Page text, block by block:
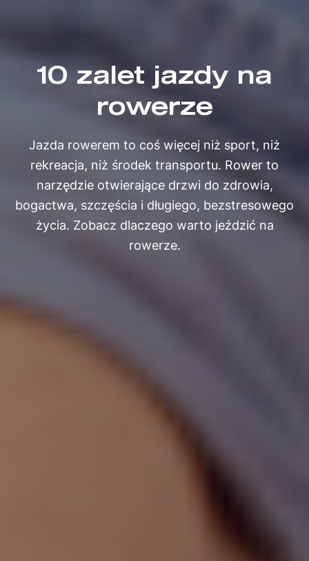
10 zalet jazdy na
rowerze
Jazda rowerem to coś więcej niż sport, niż
rekreacja, niż środek transportu. Rower to
narzędzie otwierające drzwi do zdrowia,
bogactwa, szczęścia i długiego, bezstresowego
życia. Zobacz dlaczego warto jeździć na
rowerze.